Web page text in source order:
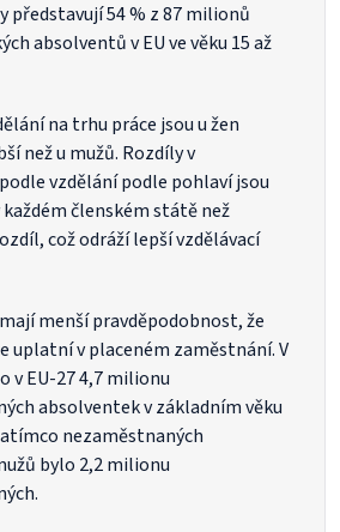
představují 54 % z 87 milionů
absolventů v EU ve věku 15 až
na trhu práce jsou u žen
než u mužů. Rozdíly v
vzdělání podle pohlaví jsou
členském státě než
což odráží lepší vzdělávací
menší pravděpodobnost, že
uplatní v placeném zaměstnání. V
v EU-27 4,7 milionu
absolventek v základním věku
nezaměstnaných
bylo 2,2 milionu